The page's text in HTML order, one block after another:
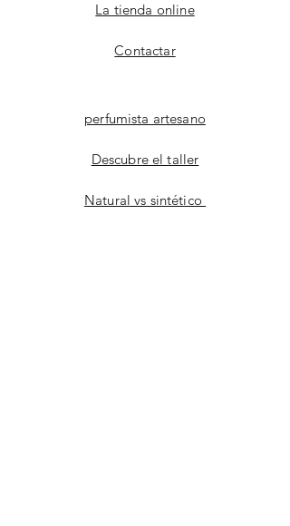
La tienda online
Contactar
perfumista artesano
Descubre el taller
Natural vs sintético